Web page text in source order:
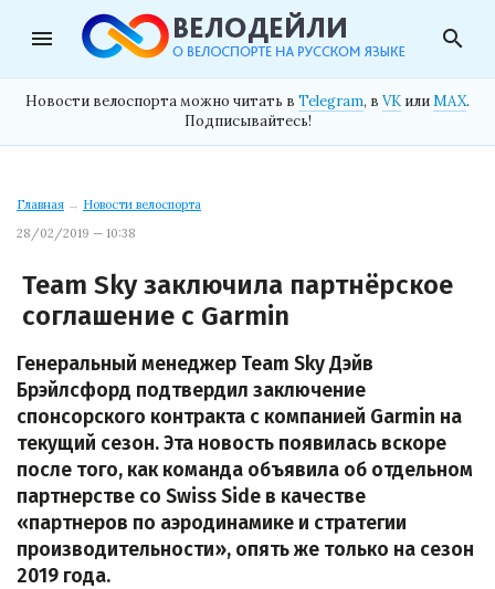
menu search
Новости велоспорта можно читать в Telegram, в VK илиMAX.
Подписывайтесь!
Главная → Новости велоспорта
28/02/2019 — 10:38
Team Sky заключила партнёрское
соглашение с Garmin
Генеральный менеджер Team Sky Дэйв
Брэйлсфорд подтвердил заключение
спонсорского контракта с компанией Garmin на
текущий сезон. Эта новость появилась вскоре
после того, как команда объявила об отдельном
партнерстве со Swiss Side в качестве
«партнеров по аэродинамике и стратегии
производительности», опять же только на сезон
2019 года.